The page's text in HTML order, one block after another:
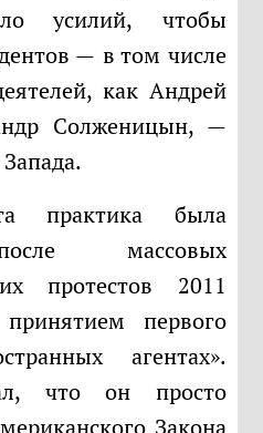
усилий, чтобы
— в том числе
как Андрей
Солженицын, —
массовых
протестов 2011
первого
агентах».
что он просто
Закона